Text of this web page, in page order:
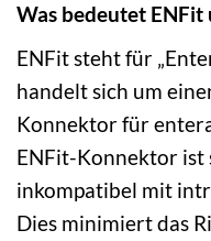
Was bedeutet
ENFit steht für
handelt sich um
Konnektor für
ENFit-Konnektor ist
inkompatibel mit
Dies minimiert das